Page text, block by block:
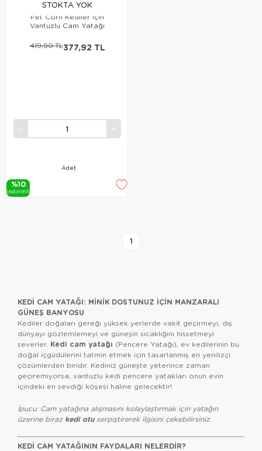
STOKTA YOK
Pet Corn Kediler İçin
Vantuzlu Cam Yatağı
Adet
377,92 TL
419,90 TL
%10
i̇ndi̇ri̇mli̇
1
KEDI CAM YATAĞI: MINIK DOSTUNUZ İÇIN MANZARALI
GÜNEŞ BANYOSU
Kediler doğaları gereği yüksek yerlerde vakit geçirmeyi, dış
dünyayı gözlemlemeyi ve güneşin sıcaklığını hissetmeyi
severler. Kedi cam yatağı (Pencere Yatağı), ev kedilerinin bu
doğal içgüdülerini tatmin etmek için tasarlanmış en yenilizçi
çözümlerden biridir. Kediniz güneşte yeterince zaman
geçiremiyorsa, vantuzlu kedi pencere yatakları onun evin
içindeki en sevdiği köşesi haline gelecektir!
İpucu: Cam yatağına alışmasını kolaylaştırmak için yatağın
üzerine biraz kedi otuserpiştirerek ilgisini çekebilirsiniz.
KEDI CAM YATAĞININ FAYDALARI NELERDIR?